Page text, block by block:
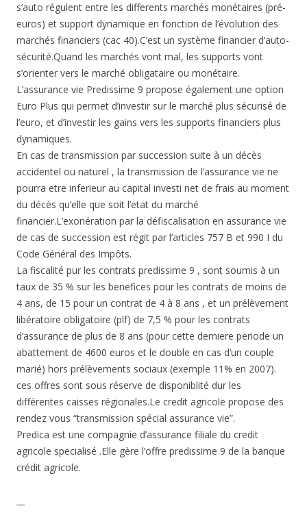
s’auto régulent entre les differents marchés monétaires (pré-
euros) et support dynamique en fonction de l’évolution des
marchés financiers (cac 40).C’est un système financier d’auto-
sécurité.Quand les marchés vont mal, les supports vont
s’orienter vers le marché obligataire ou monétaire.
L’assurance vie Predissime 9 propose également une option
Euro Plus qui permet d’investir sur le marché plus sécurisé de
l’euro, et d’investir les gains vers les supports financiers plus
dynamiques.
En cas de transmission par succession suite à un décès
accidentel ou naturel , la transmission de l’assurance vie ne
pourra etre inferieur au capital investi net de frais au moment
du décès qu’elle que soit l’etat du marché
financier.L’exonération par la défiscalisation en assurance vie
de cas de succession est régit par l’articles 757 B et 990 I du
Code Général des Impôts.
La fiscalité pur les contrats predissime 9 , sont soumis à un
taux de 35 % sur les benefices pour les contrats de moins de
4 ans, de 15 pour un contrat de 4 à 8 ans , et un prélèvement
libératoire obligatoire (plf) de 7,5 % pour les contrats
d’assurance de plus de 8 ans (pour cette derniere periode un
abattement de 4600 euros et le double en cas d’un couple
marié) hors prélèvements sociaux (exemple 11% en 2007).
ces offres sont sous réserve de disponiblité dur les
différentes caisses régionales.Le credit agricole propose des
rendez vous “transmission spécial assurance vie”.
Predica est une compagnie d’assurance filiale du credit
agricole specialisé .Elle gère l’offre predissime 9 de la banque
crédit agricole.